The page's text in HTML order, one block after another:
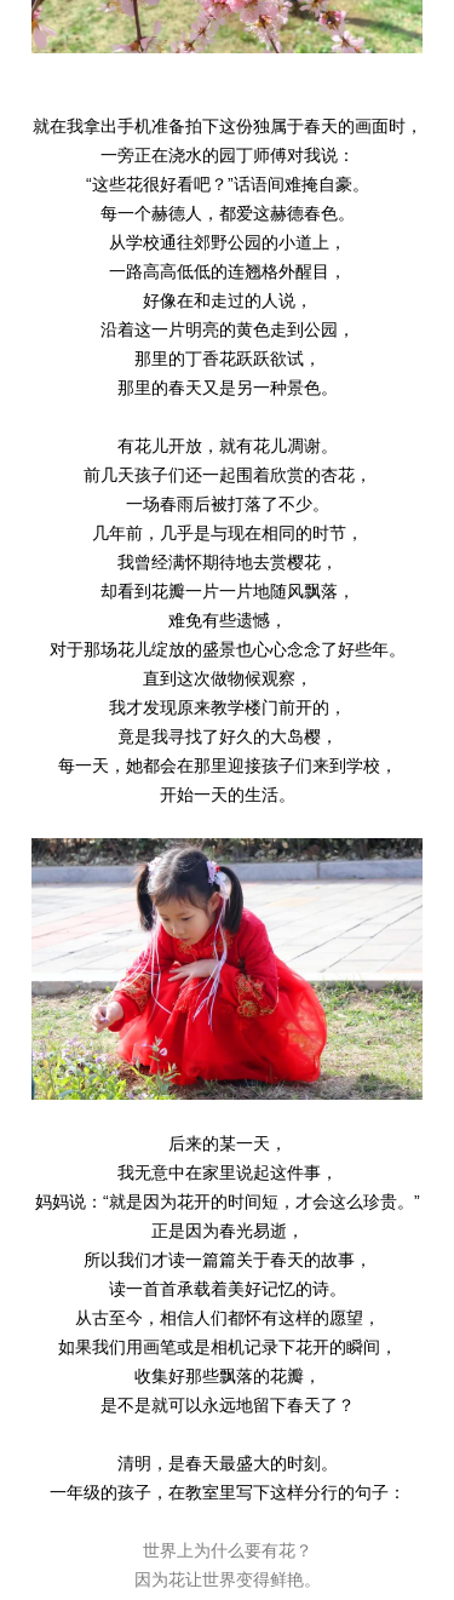
就在我拿出手机准备拍下这份独属于春天的画面时，
一旁正在浇水的园丁师傅对我说：
“这些花很好看吧？”话语间难掩自豪。
每一个赫德人，都爱这赫德春色。
从学校通往郊野公园的小道上，
一路高高低低的连翘格外醒目，
好像在和走过的人说，
沿着这一片明亮的黄色走到公园，
那里的丁香花跃跃欲试，
那里的春天又是另一种景色。
有花儿开放，就有花儿凋谢。
前几天孩子们还一起围着欣赏的杏花，
一场春雨后被打落了不少。
几年前，几乎是与现在相同的时节，
我曾经满怀期待地去赏樱花，
却看到花瓣一片一片地随风飘落，
难免有些遗憾，
对于那场花儿绽放的盛景也心心念念了好些年。
直到这次做物候观察，
我才发现原来教学楼门前开的，
竟是我寻找了好久的大岛樱，
每一天，她都会在那里迎接孩子们来到学校，
开始一天的生活。
后来的某一天，
我无意中在家里说起这件事，
妈妈说：“就是因为花开的时间短，才会这么珍贵。”
正是因为春光易逝，
所以我们才读一篇篇关于春天的故事，
读一首首承载着美好记忆的诗。
从古至今，相信人们都怀有这样的愿望，
如果我们用画笔或是相机记录下花开的瞬间，
收集好那些飘落的花瓣，
是不是就可以永远地留下春天了？
清明，是春天最盛大的时刻。
一年级的孩子，在教室里写下这样分行的句子：
世界上为什么要有花？
因为花让世界变得鲜艳。